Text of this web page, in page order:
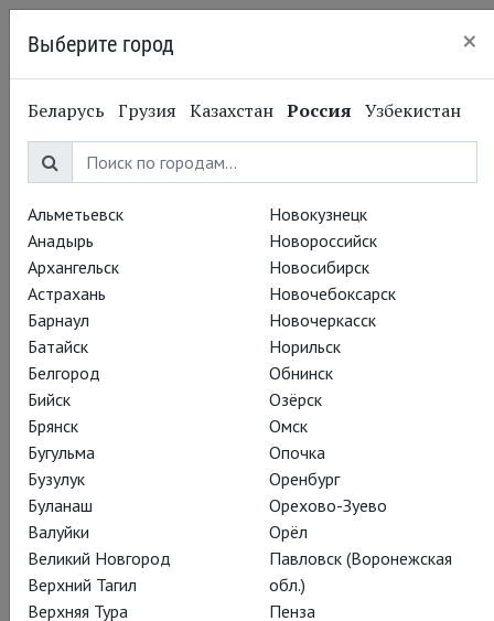
Выберите город ×
Беларусь Грузия Казахстан Россия Узбекистан
Альметьевск
Анадырь
Архангельск
Астрахань
Барнаул
Батайск
Белгород
Бийск
Брянск
Бугульма
Бузулук
Буланаш
Валуйки
Великий Новгород
Верхний Тагил
Верхняя Тура
Новокузнецк
Новороссийск
Новосибирск
Новочебоксарск
Новочеркасск
Норильск
Обнинск
Озёрск
Омск
Опочка
Оренбург
Орехово-Зуево
Орёл
Павловск (Воронежская
обл.)
Пенза